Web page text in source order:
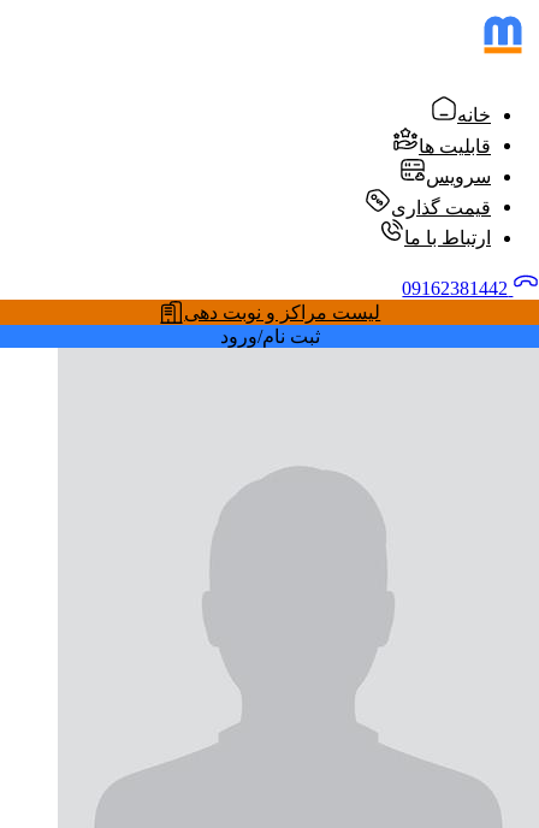
خانه
قابلیت ها
سرویس
قیمت گذاری
ارتباط با ما
لیست مراکز و نوبت دهی
ثبت نام/ورود